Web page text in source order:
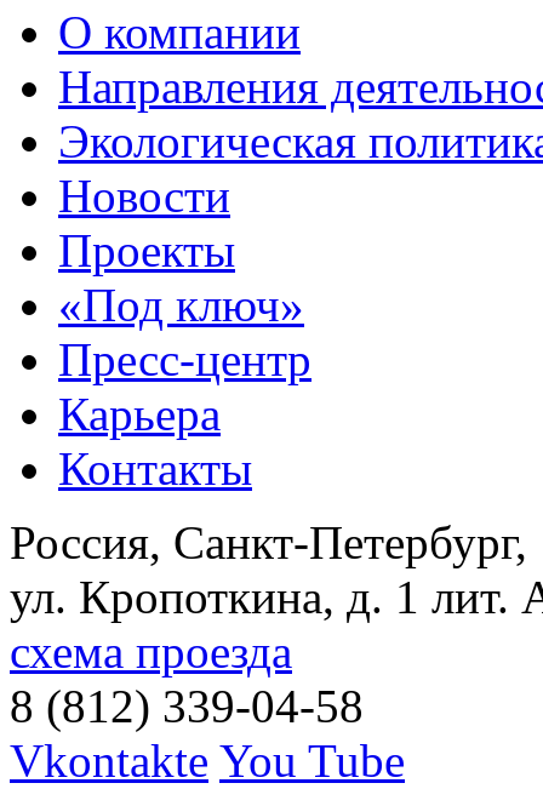
О компании
Направления
Экологическая
Новости
Проекты
«Под ключ»
Пресс-центр
Карьера
Контакты
Россия, Санкт-Петербург,
ул. Кропоткина, д. 1 лит.
схема проезда
8 (812) 339-04-58
Vkontakte You Tube